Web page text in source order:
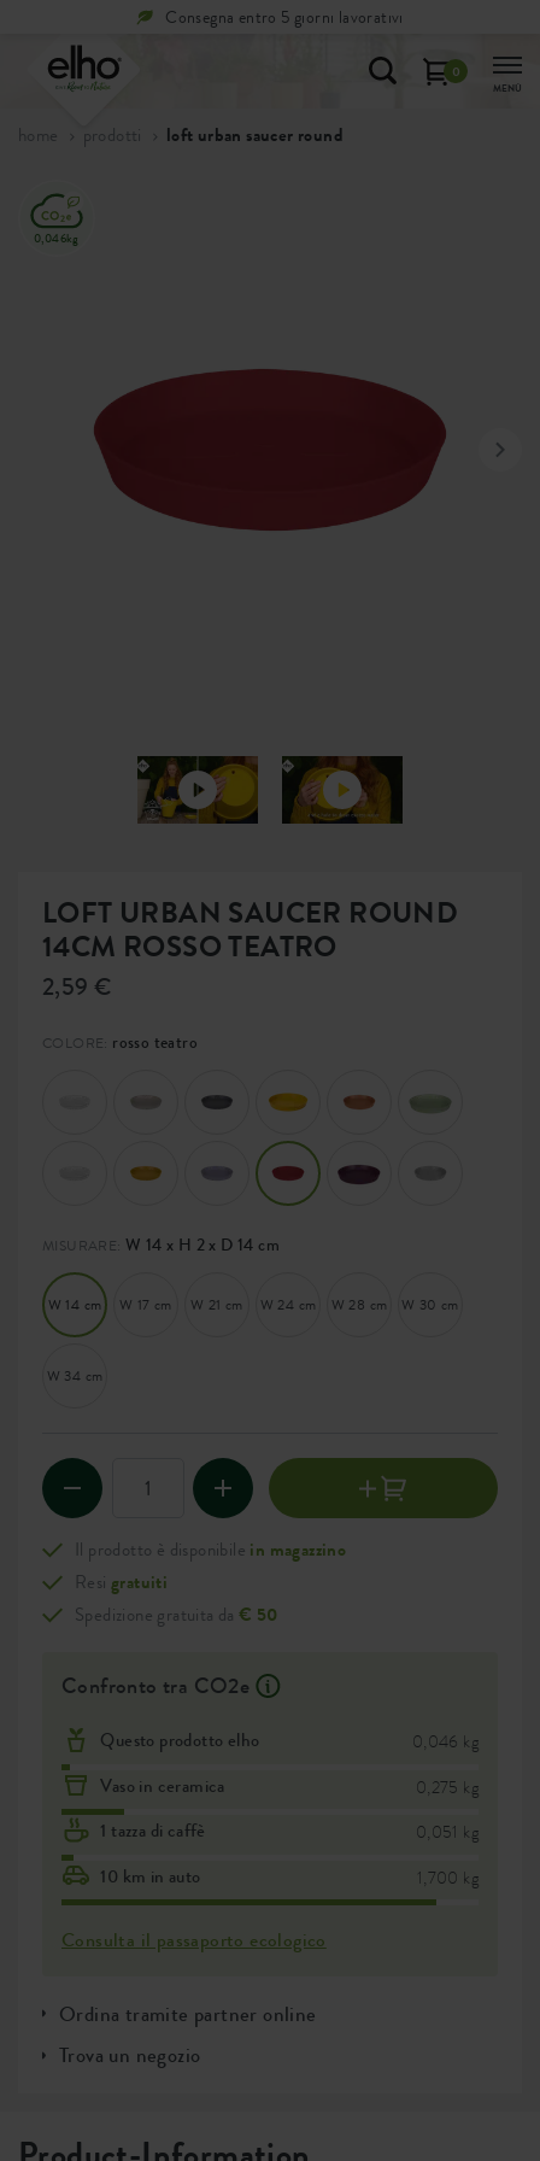
Resi
0
MENÙ
home prodotti loft urban saucer round
LOFT URBAN SAUCER ROUND
14CM ROSSO TEATRO
2,59 €
COLORE: rosso teatro
MISURARE: W 14 x H 2 x D 14 cm
W 14 cm W 17 cm W 21 cm W 24 cm W 28 cm W 30 cm
W 34 cm
Il prodotto è disponibile in magazzino
Resi gratuiti
Spedizione gratuita da€ 50
Confronto tra CO2e
Questo prodotto elho 0,046 kg
Vaso in ceramica 0,275 kg
1 tazza di caffè 0,051 kg
10 km in auto 1,700 kg
Consulta il passaporto ecologico
Ordina tramite partner online
Trova un negozio
0,046kg